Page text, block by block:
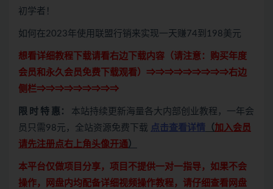
初学者！
如何在2023年使用联盟行销来实现一天赚74到198美元
想看详细教程下载请看右边下载内容（请注意： 购买年度
会员和永久会员免费下载观看）⇒⇒⇒⇒⇒⇒⇒⇒⇒右边
侧栏⇒⇒⇒⇒⇒⇒⇒⇒⇒
限 时 特 惠： 本站持续更新海量各大内部创业教程，一年会
员只需98元，全站资源免费下载 点击查看详情 （加入会员
请先注册点右上角头像开通）
本平台仅做项目分享，项目不提供一对一指导，如果不会
操作，网盘内均配备详细视频操作教程，请仔细查看网盘